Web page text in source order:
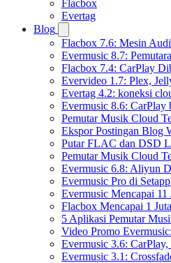
Flacbox
Evertag
Blog
Flacbox 7.6: Mesin
Evermusic 8.7:
Flacbox 7.4: CarPlay
Evervideo 1.7: Plex,
Evertag 4.2: koneksi
Evermusic 8.6:
Pemutar Musik Cloud
Ekspor Postingan Blog
Putar FLAC dan DSD
Pemutar Musik Cloud
Evermusic 6.8: Aliyun
Evermusic Pro di
Evermusic Mencapai
Flacbox Mencapai 1
5 Aplikasi Pemutar
Video Promo
Evermusic 3.6:
Evermusic 3.1: